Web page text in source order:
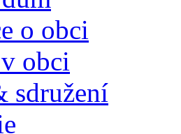
o obci
obci
sdružení